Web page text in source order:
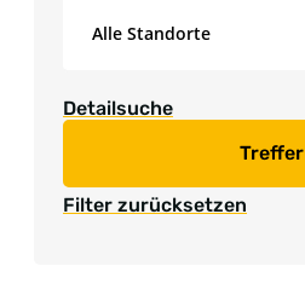
Detailsuche
Treffer
Filter zurücksetzen